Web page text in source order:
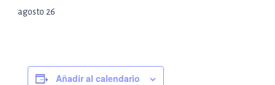
agosto 26
Añadir al calendario